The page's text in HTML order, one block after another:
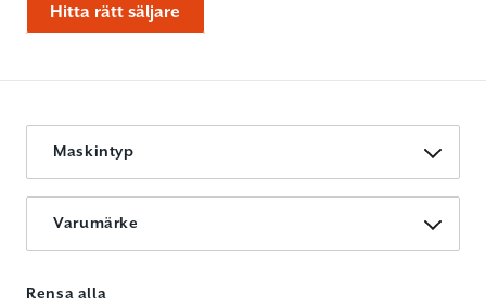
Hitta rätt säljare
Maskintyp
Varumärke
Rensa alla